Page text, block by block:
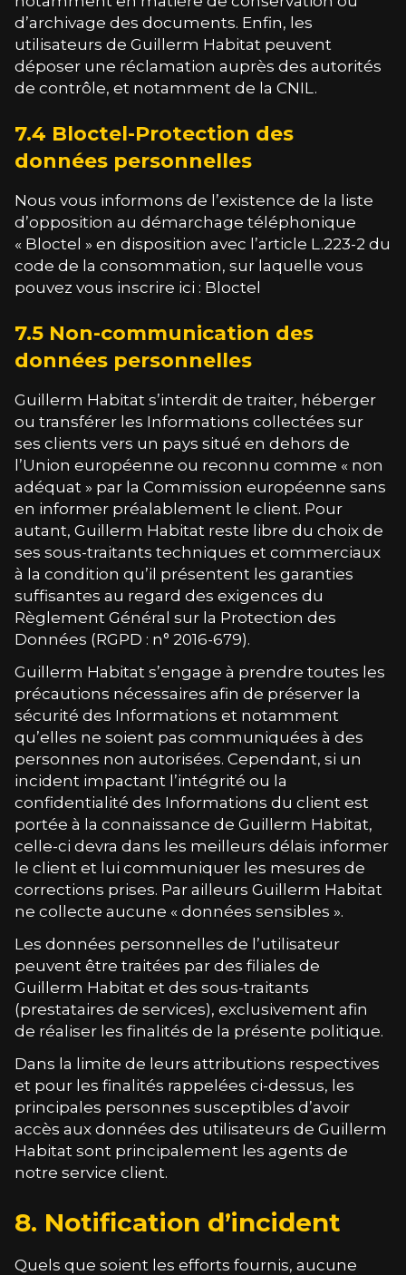
d’archivage des documents. Enfin, les
utilisateurs de Guillerm Habitat peuvent
déposer une réclamation auprès des autorités
de contrôle, et notamment de la CNIL .
7.4 Bloctel-Protection des
données personnelles
Nous vous informons de l’existence de la liste
d’opposition au démarchage téléphonique
« Bloctel » en disposition avec l’article L.223-2 du
code de la consommation, sur laquelle vous
pouvez vous inscrire ici : Bloctel
7.5 Non-communication des
données personnelles
Guillerm Habitat s’interdit de traiter, héberger
ou transférer les Informations collectées sur
ses clients vers un pays situé en dehors de
l’Union européenne ou reconnu comme « non
adéquat » par la Commission européenne sans
en informer préalablement le client. Pour
autant, Guillerm Habitat reste libre du choix de
ses sous-traitants techniques et commerciaux
à la condition qu’il présentent les garanties
suffisantes au regard des exigences du
Règlement Général sur la Protection des
Données (RGPD : n° 2016-679).
Guillerm Habitat s’engage à prendre toutes les
précautions nécessaires afin de préserver la
sécurité des Informations et notamment
qu’elles ne soient pas communiquées à des
personnes non autorisées. Cependant, si un
incident impactant l’intégrité ou la
confidentialité des Informations du client est
portée à la connaissance de Guillerm Habitat,
celle-ci devra dans les meilleurs délais informer
le client et lui communiquer les mesures de
corrections prises. Par ailleurs Guillerm Habitat
ne collecte aucune « données sensibles ».
Les données personnelles de l’utilisateur
peuvent être traitées par des filiales de
Guillerm Habitat et des sous-traitants
(prestataires de services), exclusivement afin
de réaliser les finalités de la présente politique.
Dans la limite de leurs attributions respectives
et pour les finalités rappelées ci-dessus, les
principales personnes susceptibles d’avoir
accès aux données des utilisateurs de Guillerm
Habitat sont principalement les agents de
notre service client.
8. Notification d’incident
Quels que soient les efforts fournis, aucune